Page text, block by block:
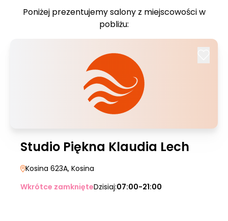
Poniżej prezentujemy salony z miejscowości w
pobliżu:
Studio Piękna Klaudia Lech
Kosina 623A, Kosina
Wkrótce zamknięteDzisiaj:07:00-21:00